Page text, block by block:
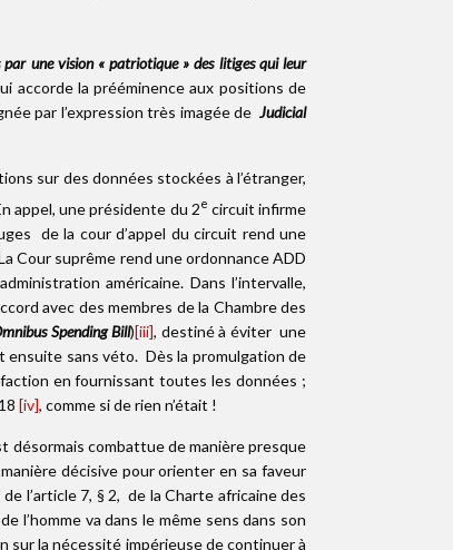
par une vision « patriotique » des litiges qui leur
accorde la prééminence aux positions de
par l’expression très imagée de Judicial
sur des données stockées à l’étranger,
appel, une présidente du 2e circuit infirme
de la cour d’appel du circuit rend une
Cour suprême rend une ordonnance ADD
américaine. Dans l’intervalle,
avec des membres de la Chambre des
Spending Bill)[iii], destiné à éviter une
ensuite sans véto. Dès la promulgation de
en fournissant toutes les données ;
[iv], comme si de rien n’était !
désormais combattue de manière presque
décisive pour orienter en sa faveur
l’article 7, § 2, de la Charte africaine des
l’homme va dans le même sens dans son
sur la nécessité impérieuse de continuer à